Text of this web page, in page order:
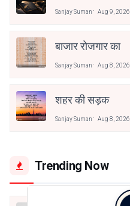
Sanjay Suman Aug 9, 2026
बाजार रोजगार का
Sanjay Suman Aug 8, 2026
शहर की सड़क
Sanjay Suman Aug 8, 2026
Trending Now